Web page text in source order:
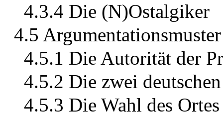
4.3.4 Die (N)Ostalgiker
4.5 Argumentationsmuster
4.5.1 Die Autorität der
4.5.2 Die zwei
4.5.3 Die Wahl des Ortes